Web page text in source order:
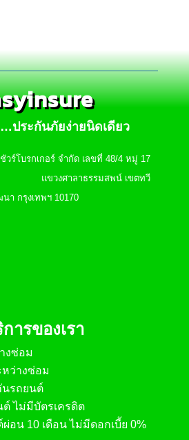
ประกันภัยง่ายนิดเดียว
รกเกอร์ จำกัด เลขที่ 48/4 หมู่ 17
แขวงศาลาธรรมสพน์ เขตทวี
า กรุงเทพฯ 10170
ารของเรา
งซ่อม
ว่างซ่อม
นรถยนต์
ไม่มีบัตรเครดิต
อน 10 เดือน ไม่มีดอกเบี้ย 0%